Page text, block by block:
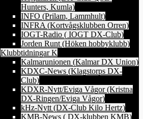
Hunters, Kumla)
INFO (Prilam, Lammhult)
INFRA (Kortvågsklubben Orren)
IOGT-Radio ( IOGT DX-Club)
Jorden Runt (Höken hobbyklubb)
Klubbtidningar K
Kalmarunionen (Kalmar DX Union)
KDXC-News (Klagstorps DX-
Club)
KDXR-Nytt/Eviga Vågor (Kristna
DX-Ringen/Eviga Vågor)
kHz-Nytt (DX-Club Kilo Hertz)
KMB-News ( DX-klubben KMB)